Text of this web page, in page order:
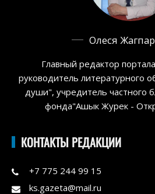
Олеся
Главный редактор
руководитель литературного
души", учредитель частного
фонда"Ашык Журек -
КОНТАКТЫ РЕДАКЦИИ
+7 775 244 99 15
ks.gazeta@mail.ru